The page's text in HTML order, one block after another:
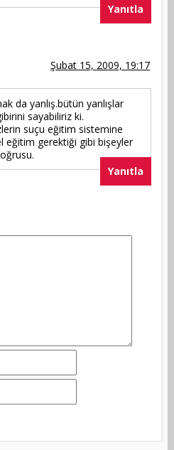
Yanıtla
Şubat 15, 2009, 19:17
da yanlış.bütün yanlışlar
sayabiliriz ki.
suçu eğitim sistemine
eğitim gerektiği gibi bişeyler
Yanıtla